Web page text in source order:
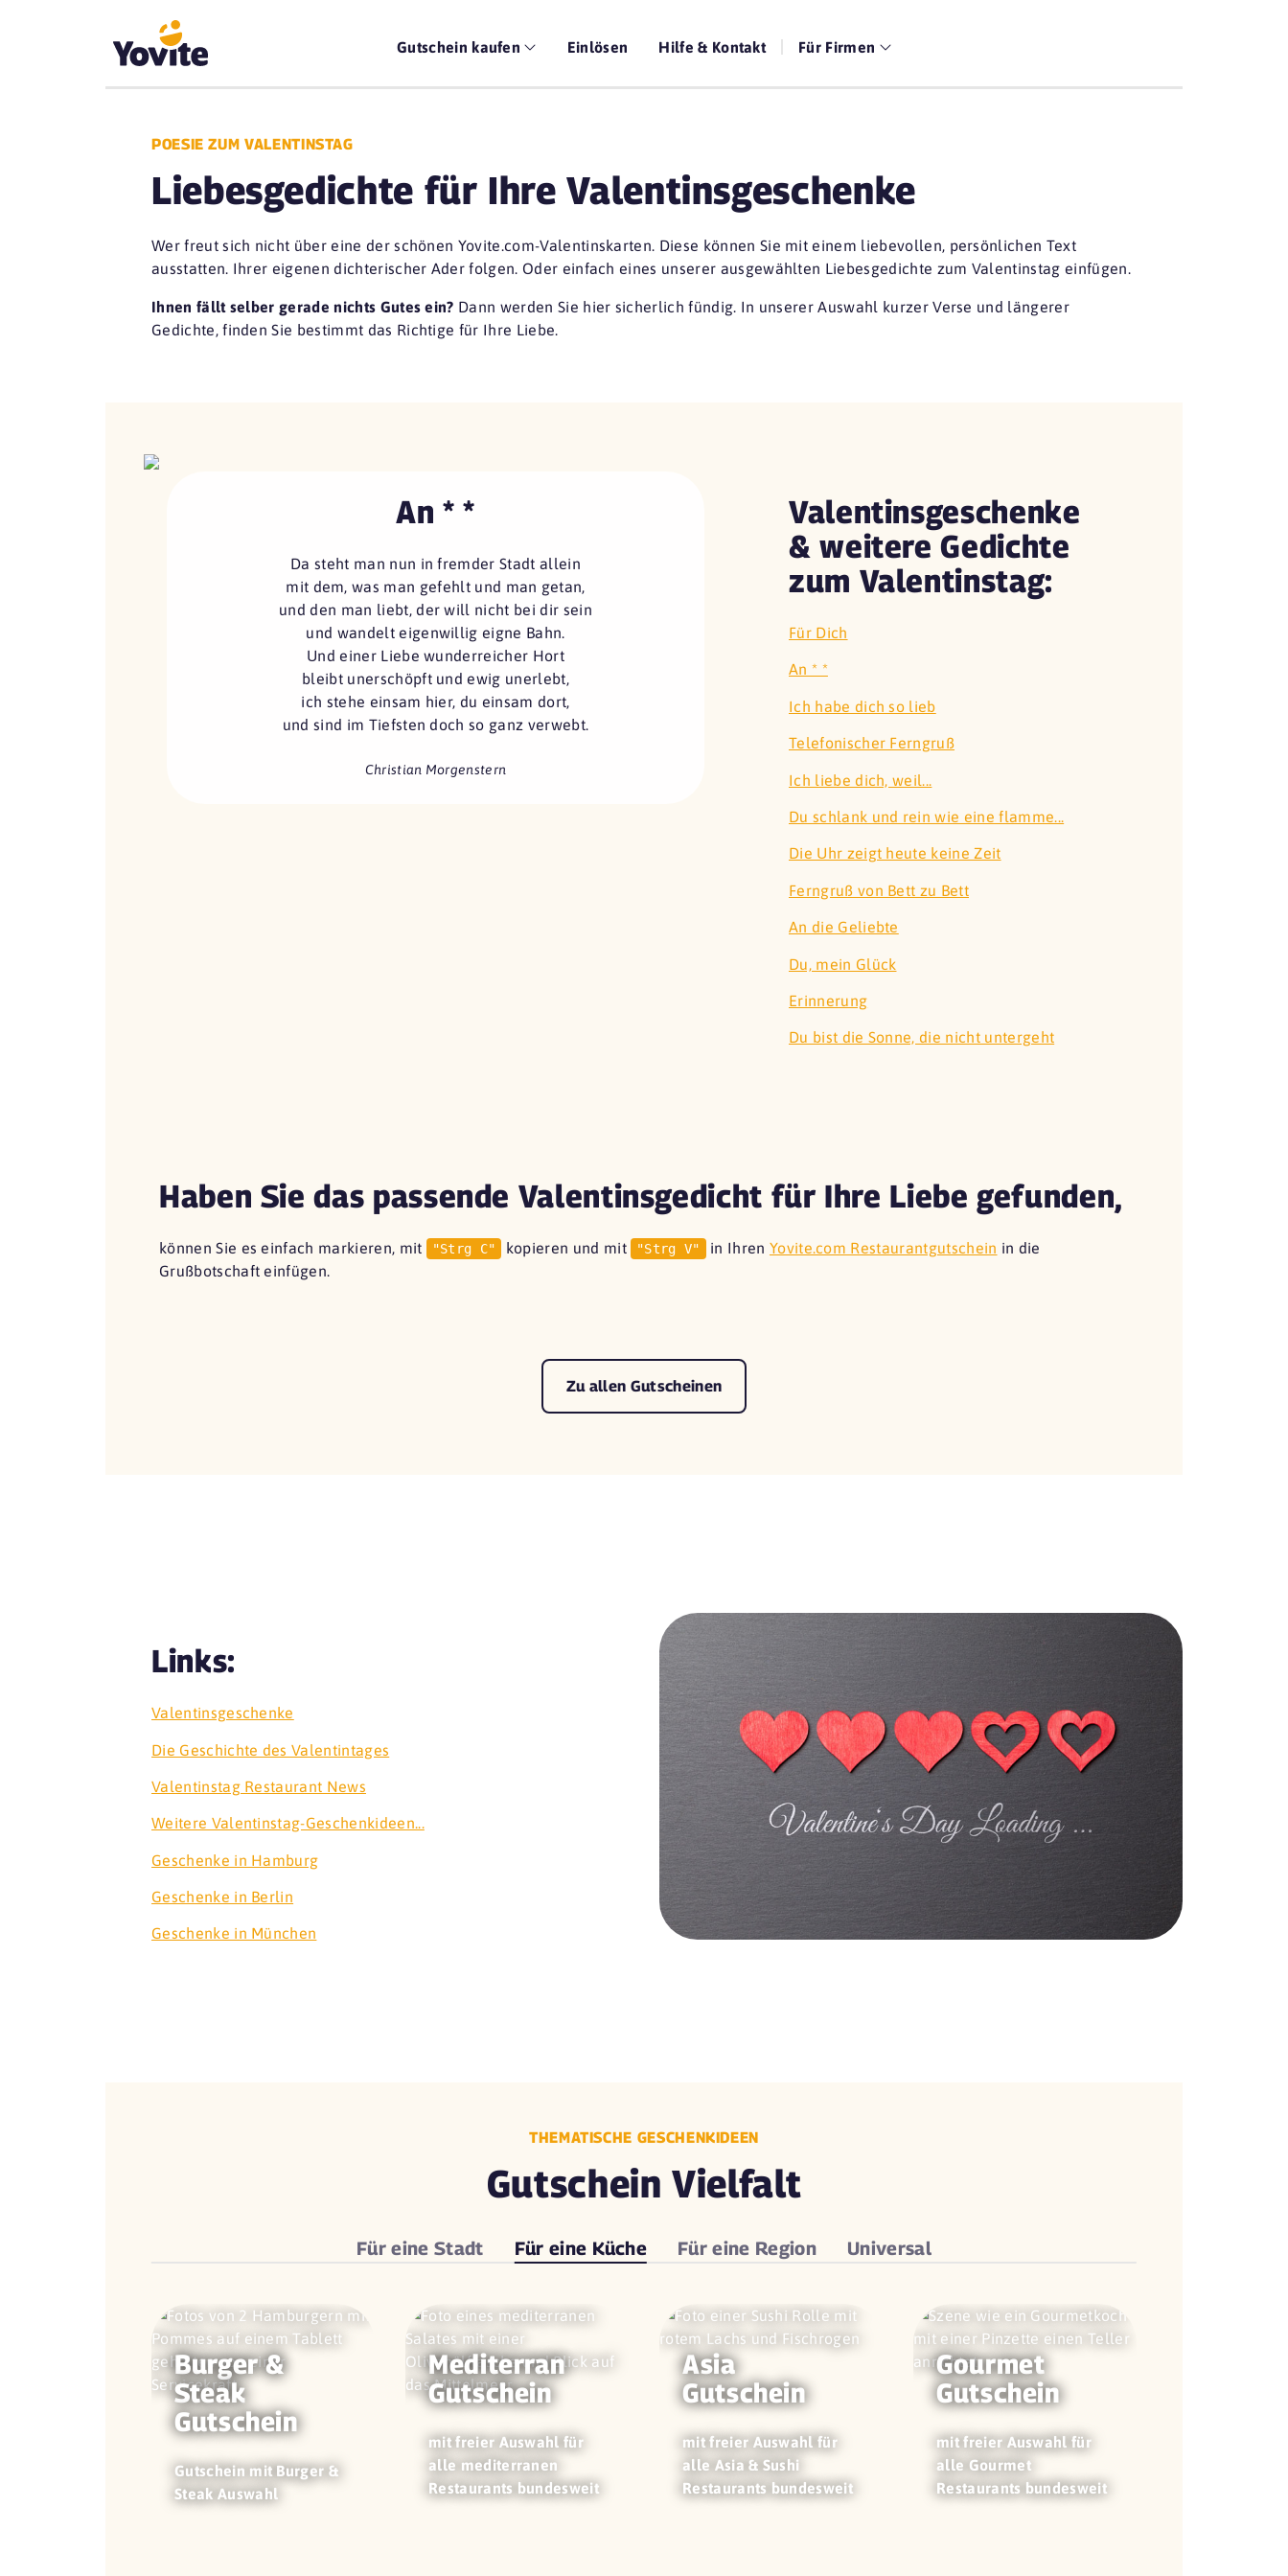
Gutschein kaufen Einlösen Hilfe & Kontakt Für Firmen
POESIE ZUM VALENTINSTAG
Liebesgedichte für Ihre Valentinsgeschenke
Wer freut sich nicht über eine der schönen Yovite.com-Valentinskarten. Diese können Sie mit einem liebevollen, persönlichen Text
ausstatten. Ihrer eigenen dichterischer Ader folgen. Oder einfach eines unserer ausgewählten Liebesgedichte zum Valentinstag einfügen.
Ihnen fällt selber gerade nichts Gutes ein? Dann werden Sie hier sicherlich fündig. In unserer Auswahl kurzer Verse und längerer
Gedichte, finden Sie bestimmt das Richtige für Ihre Liebe.
An * *
Da steht man nun in fremder Stadt allein
mit dem, was man gefehlt und man getan,
und den man liebt, der will nicht bei dir sein
und wandelt eigenwillig eigne Bahn.
Und einer Liebe wunderreicher Hort
bleibt unerschöpft und ewig unerlebt,
ich stehe einsam hier, du einsam dort,
und sind im Tiefsten doch so ganz verwebt.
Christian Morgenstern
Valentinsgeschenke
& weitere Gedichte
zum Valentinstag:
Für Dich
An * *
Ich habe dich so lieb
Telefonischer Ferngruß
Ich liebe dich, weil...
Du schlank und rein wie eine flamme...
Die Uhr zeigt heute keine Zeit
Ferngruß von Bett zu Bett
An die Geliebte
Du, mein Glück
Erinnerung
Du bist die Sonne, die nicht untergeht
Haben Sie das passende Valentinsgedicht für Ihre Liebe gefunden,
können Sie es einfach markieren, mit "Strg C" kopieren und mit "Strg V" in Ihren Yovite.com Restaurantgutschein in die
Grußbotschaft einfügen.
Zu allen Gutscheinen
Links:
Valentinsgeschenke
Die Geschichte des Valentintages
Valentinstag Restaurant News
Weitere Valentinstag-Geschenkideen...
Geschenke in Hamburg
Geschenke in Berlin
Geschenke in München
THEMATISCHE GESCHENKIDEEN
Gutschein Vielfalt
Für eineStadt Für eine Küche Für eine Region Universal
Burger &
Steak
Gutschein
Gutschein mit Burger &
Steak Auswahl
Mediterran
Gutschein
mit freier Auswahl für
alle mediterranen
Restaurants bundesweit
Asia
Gutschein
mit freier Auswahl für
alle Asia & Sushi
Restaurants bundesweit
Gourmet
Gutschein
mit freier Auswahl für
alle Gourmet
Restaurants bundesweit